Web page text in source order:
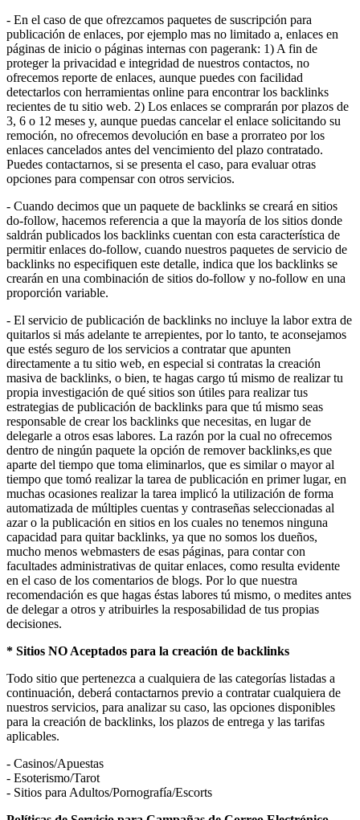
- En el caso de que ofrezcamos paquetes de suscripción para
publicación de enlaces, por ejemplo mas no limitado a, enlaces en
páginas de inicio o páginas internas con pagerank: 1) A fin de
proteger la privacidad e integridad de nuestros contactos, no
ofrecemos reporte de enlaces, aunque puedes con facilidad
detectarlos con herramientas online para encontrar los backlinks
recientes de tu sitio web. 2) Los enlaces se comprarán por plazos de
3, 6 o 12 meses y, aunque puedas cancelar el enlace solicitando su
remoción, no ofrecemos devolución en base a prorrateo por los
enlaces cancelados antes del vencimiento del plazo contratado.
Puedes contactarnos, si se presenta el caso, para evaluar otras
opciones para compensar con otros servicios.
- Cuando decimos que un paquete de backlinks se creará en sitios
do-follow, hacemos referencia a que la mayoría de los sitios donde
saldrán publicados los backlinks cuentan con esta característica de
permitir enlaces do-follow, cuando nuestros paquetes de servicio de
backlinks no especifiquen este detalle, indica que los backlinks se
crearán en una combinación de sitios do-follow y no-follow en una
proporción variable.
- El servicio de publicación de backlinks no incluye la labor extra de
quitarlos si más adelante te arrepientes, por lo tanto, te aconsejamos
que estés seguro de los servicios a contratar que apunten
directamente a tu sitio web, en especial si contratas la creación
masiva de backlinks, o bien, te hagas cargo tú mismo de realizar tu
propia investigación de qué sitios son útiles para realizar tus
estrategias de publicación de backlinks para que tú mismo seas
responsable de crear los backlinks que necesitas, en lugar de
delegarle a otros esas labores. La razón por la cual no ofrecemos
dentro de ningún paquete la opción de remover backlinks,es que
aparte del tiempo que toma eliminarlos, que es similar o mayor al
tiempo que tomó realizar la tarea de publicación en primer lugar, en
muchas ocasiones realizar la tarea implicó la utilización de forma
automatizada de múltiples cuentas y contraseñas seleccionadas al
azar o la publicación en sitios en los cuales no tenemos ninguna
capacidad para quitar backlinks, ya que no somos los dueños,
mucho menos webmasters de esas páginas, para contar con
facultades administrativas de quitar enlaces, como resulta evidente
en el caso de los comentarios de blogs. Por lo que nuestra
recomendación es que hagas éstas labores tú mismo, o medites antes
de delegar a otros y atribuirles la resposabilidad de tus propias
decisiones.
* Sitios NO Aceptados para la creación de backlinks
Todo sitio que pertenezca a cualquiera de las categorías listadas a
continuación, deberá contactarnos previo a contratar cualquiera de
nuestros servicios, para analizar su caso, las opciones disponibles
para la creación de backlinks, los plazos de entrega y las tarifas
aplicables.
- Casinos/Apuestas
- Esoterismo/Tarot
- Sitios para Adultos/Pornografía/Escorts